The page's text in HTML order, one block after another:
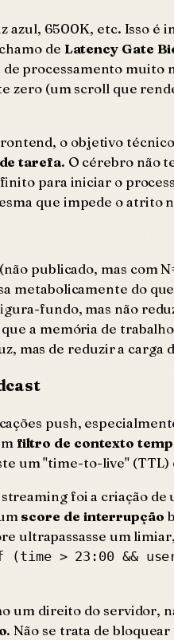
6500K, etc. Isso é
de Latency Gate
processamento muito
(um scroll que
o objetivo
tarefa. O cérebro não
para iniciar o
que impede o atrito
publicado, mas com
do
fundo, mas não
a memória de
mas de reduzir a carga
push,
filtro de contexto
um "time-to-live" (TTL)
foi a criação de
score de interrupção
ultrapassasse um
(time > 23:00 &&
um direito do servidor,
. Não se trata de